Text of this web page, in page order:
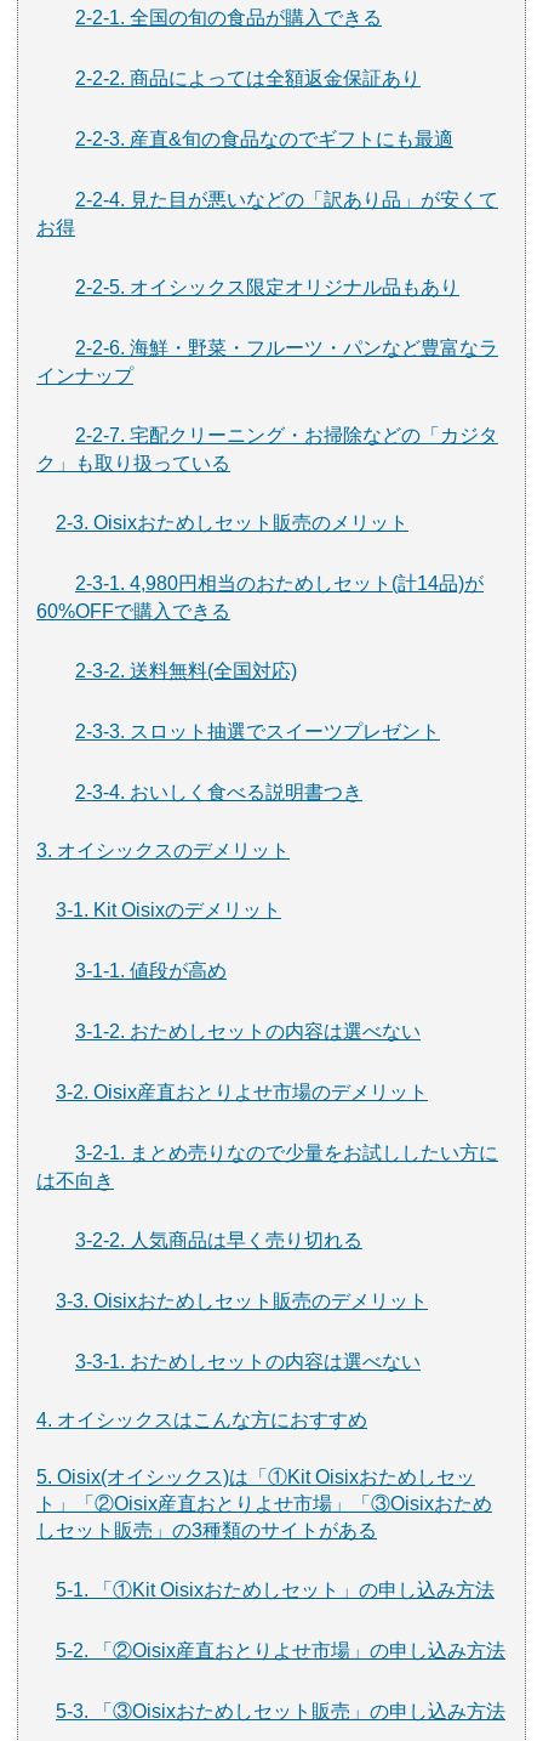
2-2-1. 全国の旬の食品が購入できる
2-2-2. 商品によっては全額返金保証あり
2-2-3. 産直&旬の食品なのでギフトにも最適
2-2-4. 見た目が悪いなどの「訳あり品」が安くて
お得
2-2-5. オイシックス限定オリジナル品もあり
2-2-6. 海鮮・野菜・フルーツ・パンなど豊富なラ
インナップ
2-2-7. 宅配クリーニング・お掃除などの「カジタ
ク」も取り扱っている
2-3. Oisixおためしセット販売のメリット
2-3-1. 4,980円相当のおためしセット(計14品)が
60%OFFで購入できる
2-3-2. 送料無料(全国対応)
2-3-3. スロット抽選でスイーツプレゼント
2-3-4. おいしく食べる説明書つき
3. オイシックスのデメリット
3-1. Kit Oisixのデメリット
3-1-1. 値段が高め
3-1-2. おためしセットの内容は選べない
3-2. Oisix産直おとりよせ市場のデメリット
3-2-1. まとめ売りなので少量をお試ししたい方に
は不向き
3-2-2. 人気商品は早く売り切れる
3-3. Oisixおためしセット販売のデメリット
3-3-1. おためしセットの内容は選べない
4. オイシックスはこんな方におすすめ
5. Oisix(オイシックス)は「①Kit Oisixおためしセッ
ト」「②Oisix産直おとりよせ市場」「③Oisixおため
しセット販売」の3種類のサイトがある
5-1. 「①Kit Oisixおためしセット」の申し込み方法
5-2. 「②Oisix産直おとりよせ市場」の申し込み方法
5-3. 「③Oisixおためしセット販売」の申し込み方法